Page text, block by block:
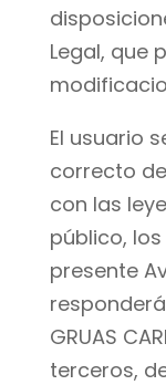
Legal, que
El usuario
correcto
con las
público,
presente
responderá
GRUAS
terceros,